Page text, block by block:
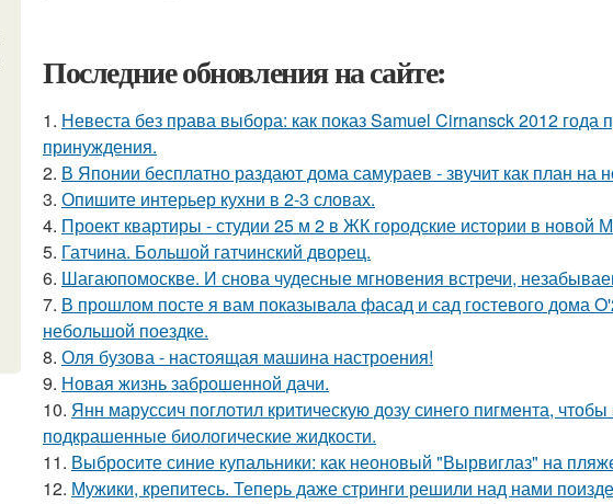
Последние обновления на сайте:
1. Невеста без права выбора: как показ Samuel Cirnansck 2012
принуждения.
2. В Японии бесплатно раздают дома самураев - звучит как план на
3. Опишите интерьер кухни в 2-3 словах.
4. Проект квартиры - студии 25 м 2 в ЖК городские истории в новой
5. Гатчина. Большой гатчинский дворец.
6. Шагаюпомоскве. И снова чудесные мгновения встречи,
7. В прошлом посте я вам показывала фасад и сад гостевого дома
небольшой поездке.
8. Оля бузова - настоящая машина настроения!
9. Новая жизнь заброшенной дачи.
10. Янн маруссич поглотил критическую дозу синего пигмента,
подкрашенные биологические жидкости.
11. Выбросите синие купальники: как неоновый "Вырвиглаз" на
12. Мужики, крепитесь. Теперь даже стринги решили над нами